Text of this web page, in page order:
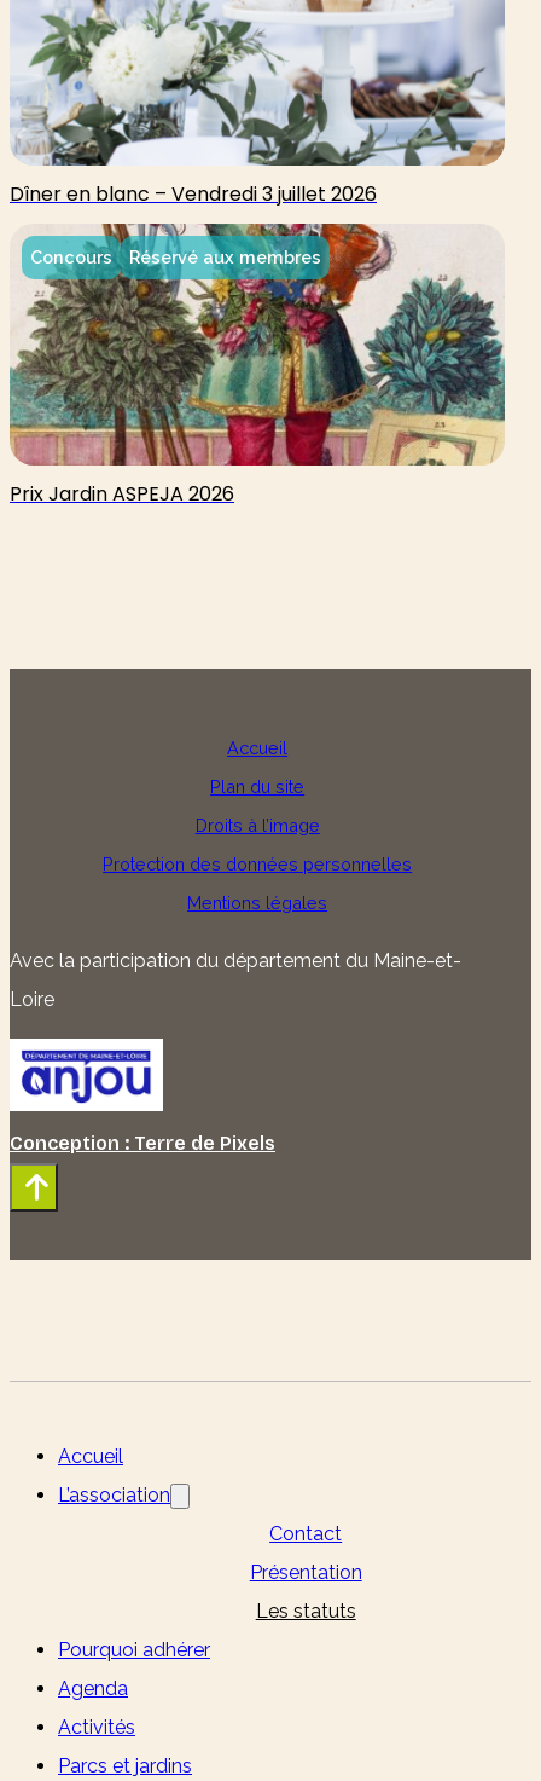
Dîner en blanc – Vendredi 3 juillet 2026
Concours Réservé aux membres
Prix Jardin ASPEJA 2026
Accueil
Plan du site
Droits à l’image
Protection des données personnelles
Mentions légales
Avec la participation du département du Maine-et-
Loire
Conception : Terre de Pixels
Accueil
L’association
Contact
Présentation
Les statuts
Pourquoi adhérer
Agenda
Activités
Parcs et jardins